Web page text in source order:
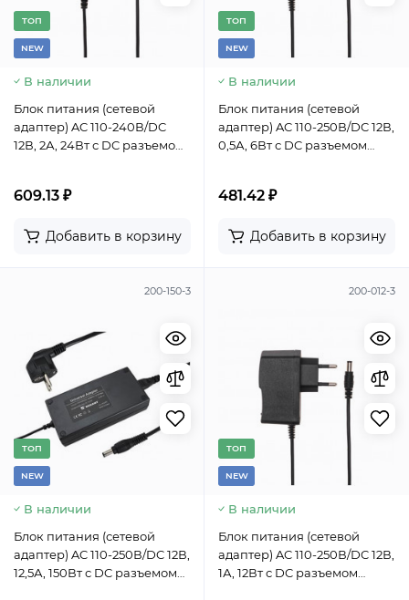
TОП
NEW
В наличии
Блок питания (сетевой
адаптер) AC 110-240В/DC
12В, 2А, 24Вт с DC разъемом
609.13 ₽
Добавить в корзину
TОП
NEW
В наличии
Блок питания (сетевой
адаптер) AC 110-250В/DC 12В,
0,5А, 6Вт с DC разъемом
481.42 ₽
Добавить в корзину
200-150-3
TОП
NEW
В наличии
Блок питания (сетевой
адаптер) AC 110-250В/DC 12В,
12,5А, 150Вт с DC разъемом
200-012-3
TОП
NEW
В наличии
Блок питания (сетевой
адаптер) AC 110-250В/DC 12В,
1А, 12Вт с DC разъемом